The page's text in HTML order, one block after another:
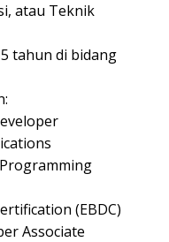
atau Teknik
tahun di bidang
(EBDC)
Associate